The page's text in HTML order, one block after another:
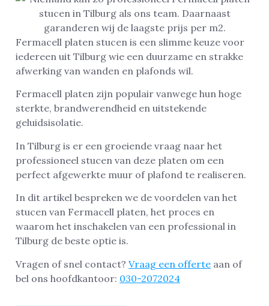
Fermacell platen stucen is een slimme keuze voor
iedereen uit Tilburg wie een duurzame en strakke
afwerking van wanden en plafonds wil.
Fermacell platen zijn populair vanwege hun hoge
sterkte, brandwerendheid en uitstekende
geluidsisolatie.
In Tilburg is er een groeiende vraag naar het
professioneel stucen van deze platen om een
perfect afgewerkte muur of plafond te realiseren.
In dit artikel bespreken we de voordelen van het
stucen van Fermacell platen, het proces en
waarom het inschakelen van een professional in
Tilburg de beste optie is.
Vragen of snel contact? Vraag een offerte aan of
bel ons hoofdkantoor: 030-2072024